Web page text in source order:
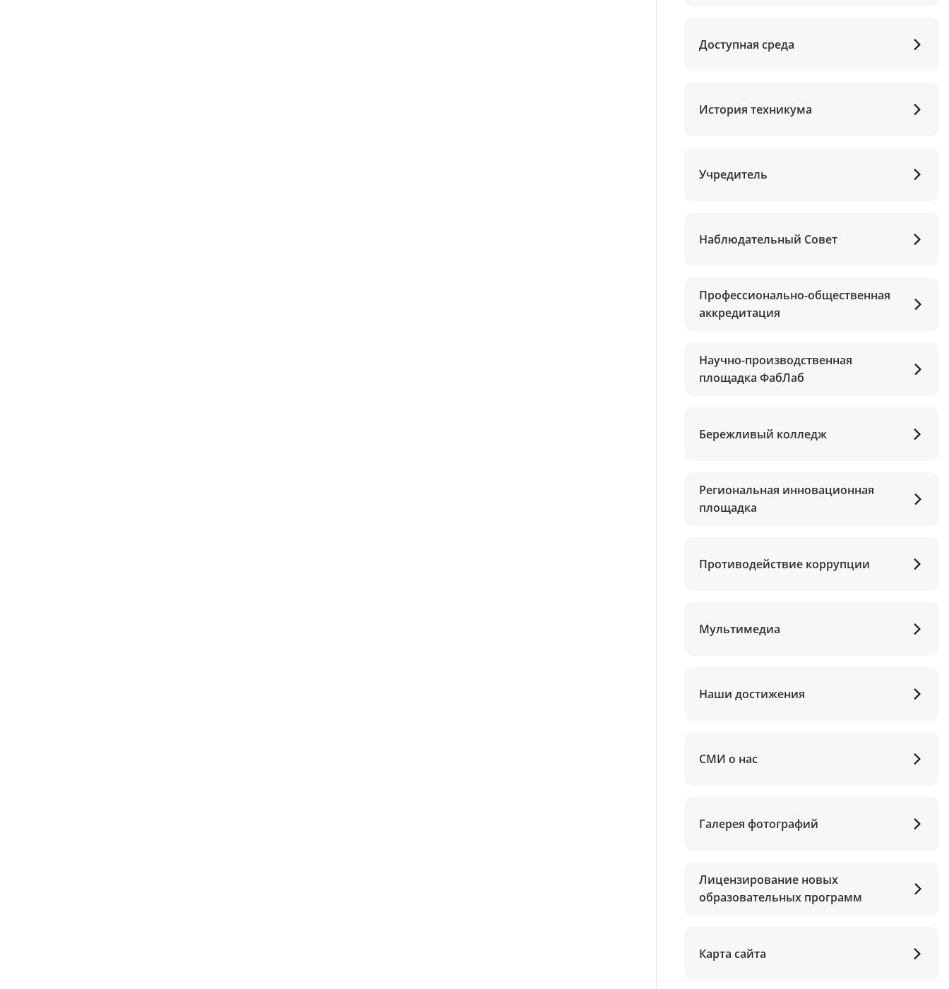
Доступная среда
История техникума
Учредитель
Наблюдательный Совет
Профессионально-общественная
аккредитация
Научно-производственная
площадка ФабЛаб
Бережливый колледж
Региональная инновационная
площадка
Противодействие коррупции
Мультимедиа
Наши достижения
СМИ о нас
Галерея фотографий
Лицензирование новых
образовательных программ
Карта сайта